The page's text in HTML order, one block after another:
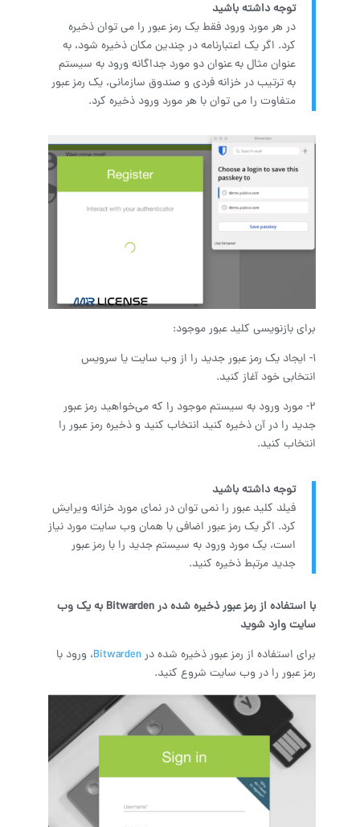
توجه داشته باشید
در هر مورد ورود فقط یک رمز عبور را می توان ذخیره
کرد. اگر یک اعتبارنامه در چندین مکان ذخیره شود، به
عنوان مثال به عنوان دو مورد جداگانه ورود به سیستم
به ترتیب در خزانه فردی و صندوق سازمانی، یک رمز عبور
متفاوت را می توان با هر مورد ورود ذخیره کرد.
برای بازنویسی کلید عبور موجود:
1- ایجاد یک رمز عبور جدید را از وب سایت یا سرویس
انتخابی خود آغاز کنید.
2- مورد ورود به سیستم موجود را که می‌خواهید رمز عبور
جدید را در آن ذخیره کنید انتخاب کنید و ذخیره رمز عبور را
انتخاب کنید.
توجه داشته باشید
فیلد کلید عبور را نمی توان در نمای مورد خزانه ویرایش
کرد. اگر یک رمز عبور اضافی با همان وب سایت مورد نیاز
است، یک مورد ورود به سیستم جدید را با رمز عبور
جدید مرتبط ذخیره کنید.
با استفاده از رمز عبور ذخیره شده درBitwardenبه یک وب
سایت وارد شوید
برای استفاده از رمز عبور ذخیره شده در Bitwarden، ورود با
رمز عبور را در وب سایت شروع کنید.